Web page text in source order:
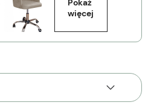
Pokaż
więcej